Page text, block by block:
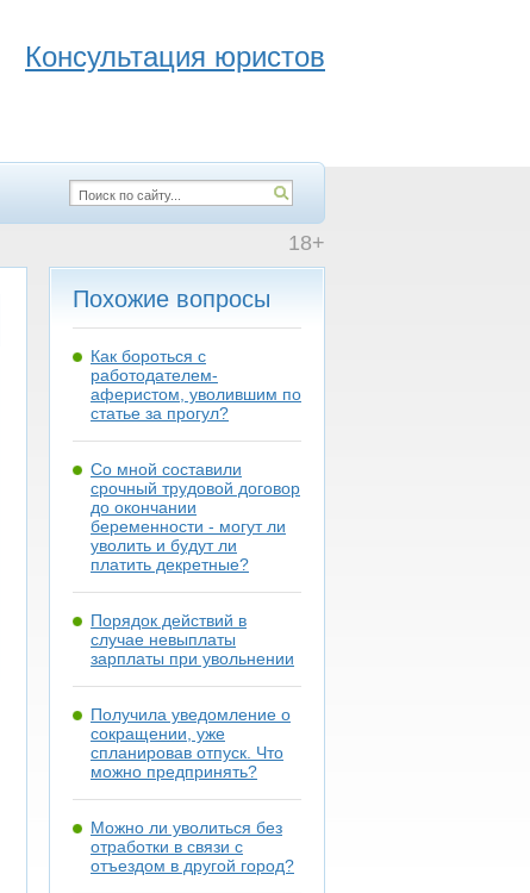
Консультация юристов
18+
Похожие вопросы
Как бороться с
работодателем-
аферистом, уволившим по
статье за прогул?
Со мной составили
срочный трудовой договор
до окончании
беременности - могут ли
уволить и будут ли
платить декретные?
Порядок действий в
случае невыплаты
зарплаты при увольнении
Получила уведомление о
сокращении, уже
спланировав отпуск. Что
можно предпринять?
Можно ли уволиться без
отработки в связи с
отъездом в другой город?